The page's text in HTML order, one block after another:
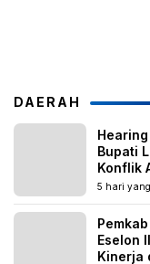
DAERAH
Bupati
Konflik
5 hari
Eselon
Kinerja